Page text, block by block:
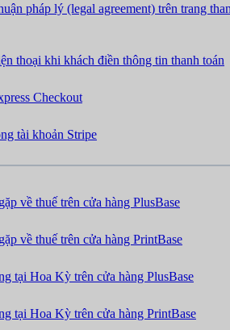
pháp lý (legal agreement) trên trang
thoại khi khách điền thông tin thanh toán
Checkout
tài khoản Stripe
về thuế trên cửa hàng PlusBase
về thuế trên cửa hàng PrintBase
tại Hoa Kỳ trên cửa hàng PlusBase
tại Hoa Kỳ trên cửa hàng PrintBase